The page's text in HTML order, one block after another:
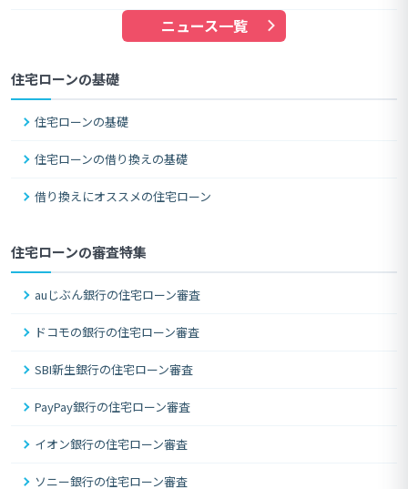
ニュース一覧
住宅ローンの基礎
住宅ローンの基礎
住宅ローンの借り換えの基礎
借り換えにオススメの住宅ローン
住宅ローンの審査特集
auじぶん銀行の住宅ローン審査
ドコモの銀行の住宅ローン審査
SBI新生銀行の住宅ローン審査
PayPay銀行の住宅ローン審査
イオン銀行の住宅ローン審査
ソニー銀行の住宅ローン審査